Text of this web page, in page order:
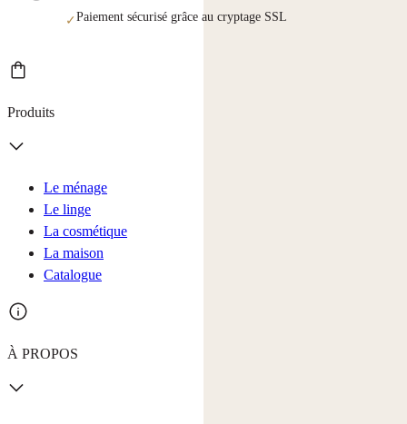
✓Paiement sécurisé grâce au cryptage SSL
Produits
Le ménage
Le linge
La cosmétique
La maison
Catalogue
À PROPOS